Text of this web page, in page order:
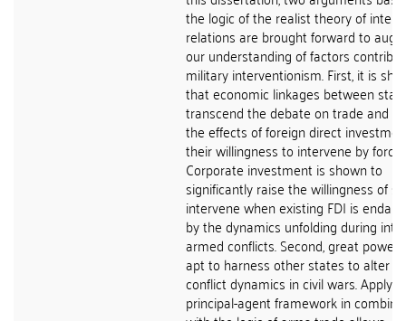
the logic of the realist theory of
relations are brought forward to
our understanding of factors
military interventionism. First, it is
that economic linkages between
transcend the debate on trade and
the effects of foreign direct
their willingness to intervene by force.
Corporate investment is shown to
significantly raise the willingness of
intervene when existing FDI is
by the dynamics unfolding during
armed conflicts. Second, great
apt to harness other states to alter
conflict dynamics in civil wars.
principal-agent framework in